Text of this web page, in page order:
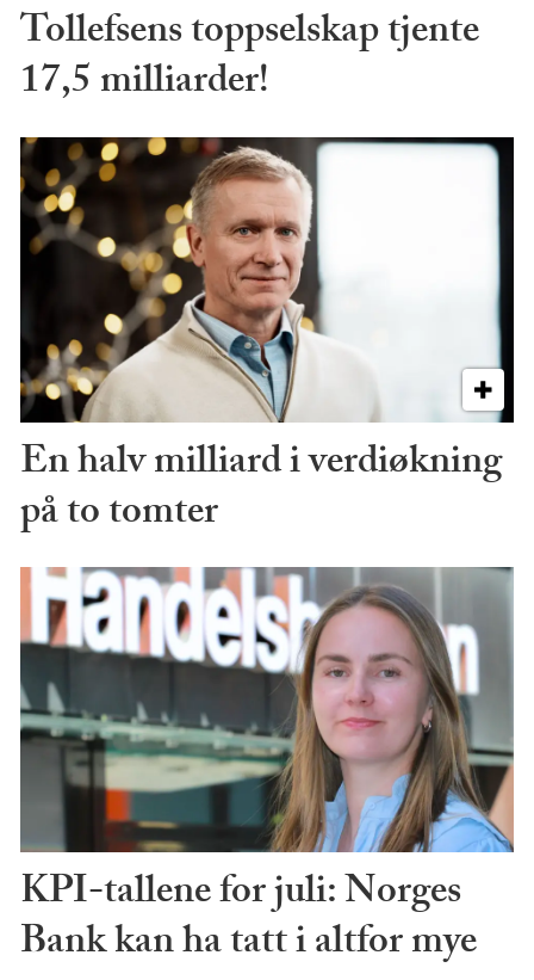
Tollefsens toppselskap tjente
17,5 milliarder!
En halv milliard i verdiøkning
på to tomter
KPI-tallene for juli: Norges
Bank kan ha tatt i altfor mye